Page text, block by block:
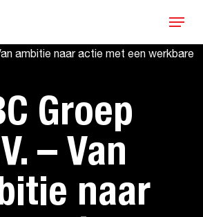
Menu
Groep
– Van
naar